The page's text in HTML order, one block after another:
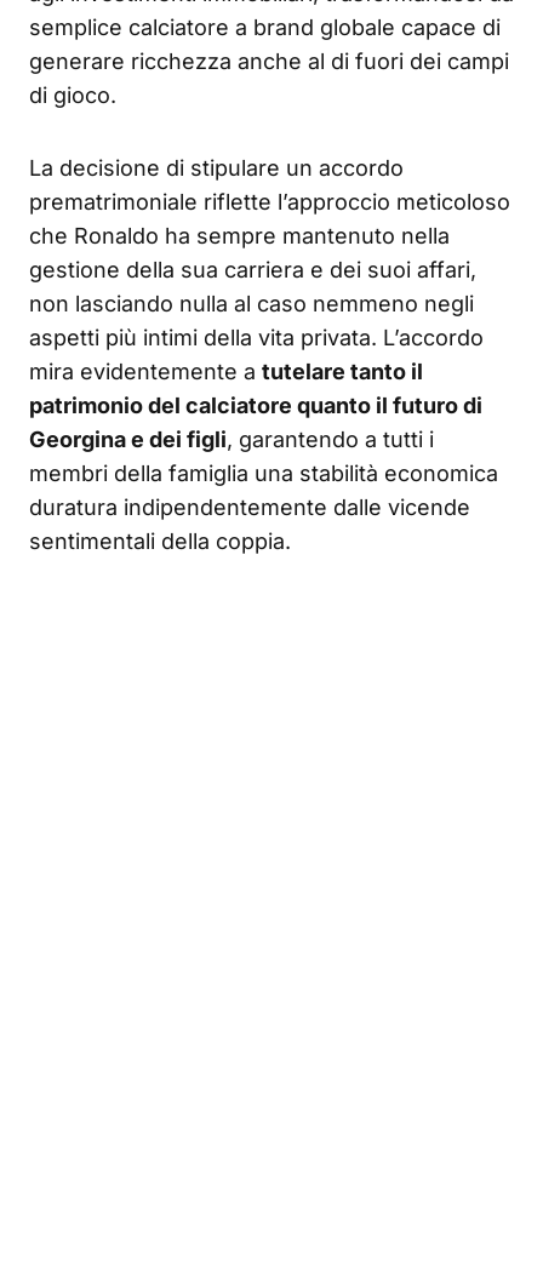
semplice calciatore a brand globale capace di
generare ricchezza anche al di fuori dei campi
di gioco.
La decisione di stipulare un accordo
prematrimoniale riflette l’approccio meticoloso
che Ronaldo ha sempre mantenuto nella
gestione della sua carriera e dei suoi affari,
non lasciando nulla al caso nemmeno negli
aspetti più intimi della vita privata. L’accordo
mira evidentemente a tutelare tanto il
patrimonio del calciatore quanto il futuro di
Georgina e dei figli, garantendo a tutti i
membri della famiglia una stabilità economica
duratura indipendentemente dalle vicende
sentimentali della coppia.